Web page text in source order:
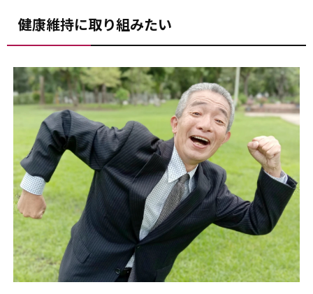
健康維持に取り組みたい